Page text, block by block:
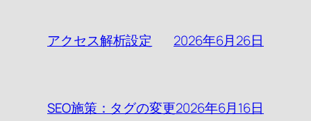
アクセス解析設定 2026年6月26日
SEO施策：タグの変更2026年6月16日